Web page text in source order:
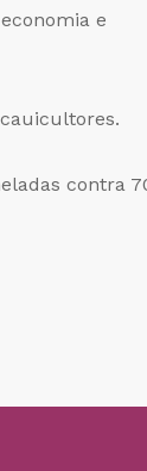
e
contra